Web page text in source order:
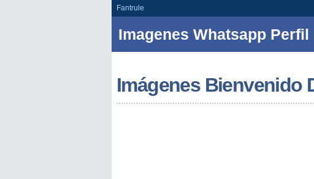
Fantrule
Imagenes Whatsapp Perfil
Imágenes Bienvenido